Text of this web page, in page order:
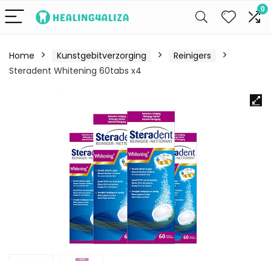
0
Home Kunstgebitverzorging
Reinigers
Steradent Whitening 60tabs x4